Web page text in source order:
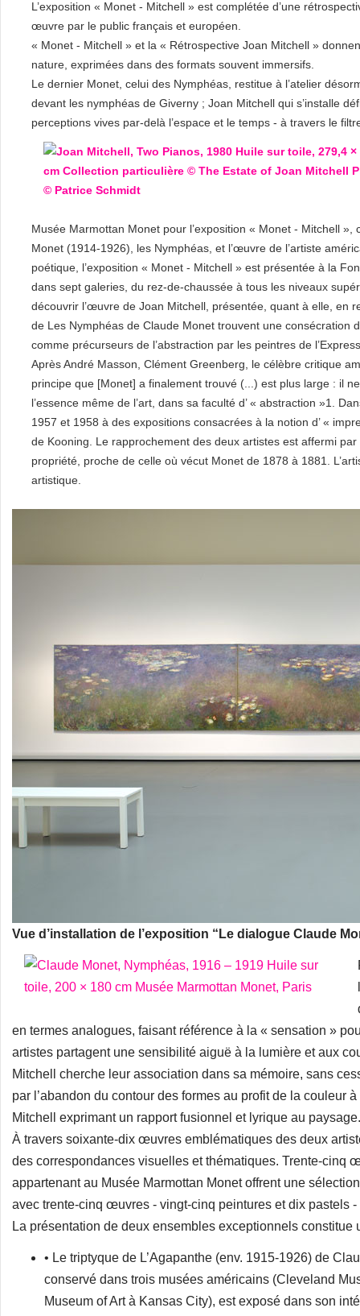
L’exposition « Monet - Mitchell » est complétée d’une
œuvre par le public français et européen.
« Monet - Mitchell » et la « Rétrospective Joan Mitchell »
nature, exprimées dans des formats souvent immersifs.
Le dernier Monet, celui des Nymphéas, restitue à l’atelier
devant les nymphéas de Giverny ; Joan Mitchell qui s’installe
perceptions vives par-delà l’espace et le temps - à travers le
Musée Marmottan Monet pour l’exposition « Monet - Mitchell
Monet (1914-1926), les Nymphéas, et l’œuvre de l’artiste
poétique, l’exposition « Monet - Mitchell » est présentée à la
dans sept galeries, du rez-de-chaussée à tous les niveaux
découvrir l’œuvre de Joan Mitchell, présentée, quant à elle, en
de Les Nymphéas de Claude Monet trouvent une consécration
comme précurseurs de l’abstraction par les peintres de
Après André Masson, Clément Greenberg, le célèbre critique
principe que [Monet] a finalement trouvé (...) est plus large : il
l’essence même de l’art, dans sa faculté d’ « abstraction »1.
1957 et 1958 à des expositions consacrées à la notion d’ «
de Kooning. Le rapprochement des deux artistes est affermi
propriété, proche de celle où vécut Monet de 1878 à 1881.
artistique.
Vue d’installation de l’exposition “Le dialogue Claude
en termes analogues, faisant référence à la « sensation »
artistes partagent une sensibilité aiguë à la lumière et aux
Mitchell cherche leur association dans sa mémoire, sans
par l’abandon du contour des formes au profit de la couleur
Mitchell exprimant un rapport fusionnel et lyrique au paysage.
À travers soixante-dix œuvres emblématiques des deux
des correspondances visuelles et thématiques. Trente-cinq
appartenant au Musée Marmottan Monet offrent une
avec trente-cinq œuvres - vingt-cinq peintures et dix pastels
La présentation de deux ensembles exceptionnels constitue
• Le triptyque de L’Agapanthe (env. 1915-1926) de
conservé dans trois musées américains (Cleveland
Museum of Art à Kansas City), est exposé dans son